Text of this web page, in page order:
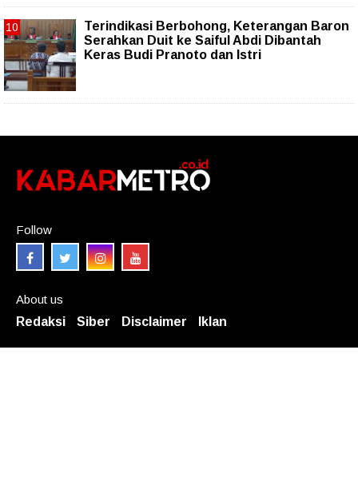
Terindikasi Berbohong, Keterangan Baron
Serahkan Duit ke Saiful Abdi Dibantah
Keras Budi Pranoto dan Istri
Follow
About us
Redaksi
Siber Disclaimer Iklan